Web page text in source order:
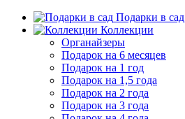
Подарки в сад
Коллекции
Органайзеры
Подарок на 6 месяцев
Подарок на 1 год
Подарок на 1,5 года
Подарок на 2 года
Подарок на 3 года